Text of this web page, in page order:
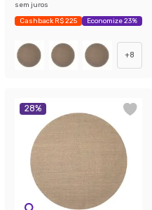
sem juros
Cashback R$ 225 Economize 23%
+8
28%